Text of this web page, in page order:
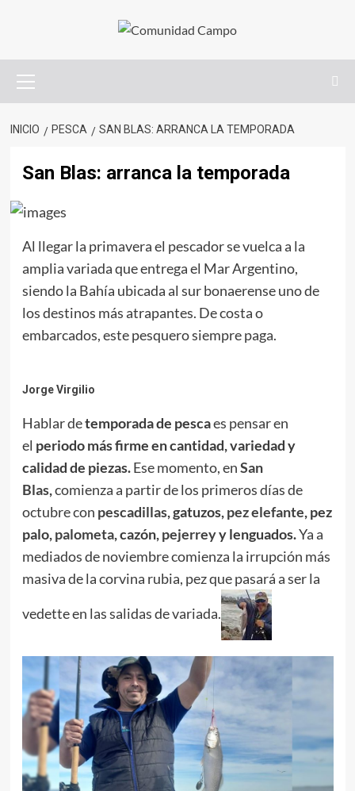
INICIO PESCA SAN BLAS: ARRANCA LA TEMPORADA
San Blas: arranca la temporada
Al llegar la primavera el pescador se vuelca a la
amplia variada que entrega el Mar Argentino,
siendo la Bahía ubicada al sur bonaerense uno de
los destinos más atrapantes. De costa o
embarcados, este pesquero siempre paga.
Jorge Virgilio
Hablar detemporada de pescaes pensar en
el periodo más firme en cantidad, variedad y
calidad de piezas.Ese momento, enSan
Blas,comienza a partir de los primeros días de
octubre con pescadillas, gatuzos,pez elefante, pez
palo,palometa, cazón,pejerreyy lenguados.Ya a
mediados de noviembre comienza la irrupción más
masiva de la corvina rubia, pez que pasará a ser la
vedette en las salidas de variada.